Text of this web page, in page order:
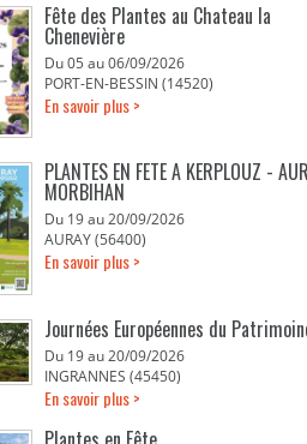
Fête des Plantes au Chateau la
Chenevière
Du 05 au 06/09/2026
PORT-EN-BESSIN (14520)
En savoir plus >
PLANTES EN FETE A KERPLOUZ -
MORBIHAN
Du 19 au 20/09/2026
AURAY (56400)
En savoir plus >
Journées Européennes du
Du 19 au 20/09/2026
INGRANNES (45450)
En savoir plus >